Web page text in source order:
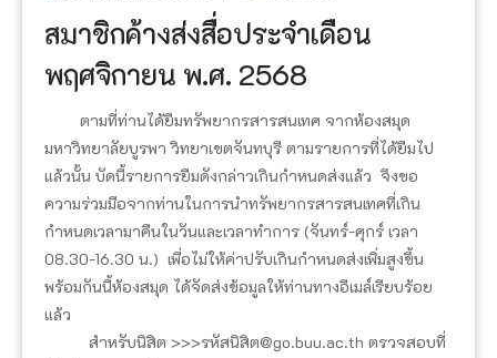
สมาชิกค้างส่งสื่อประจำเดือน
พฤศจิกายน พ.ศ. 2568
ตามที่ท่านได้ยืมทรัพยากรสารสนเทศ จากห้องสมุด
มหาวิทยาลัยบูรพา วิทยาเขตจันทบุรี ตามรายการที่ได้ยืมไป
แล้วนั้น บัดนี้รายการยืมดังกล่าวเกินกำหนดส่งแล้ว จึงขอ
ความร่วมมือจากท่านในการนำทรัพยากรสารสนเทศที่เกิน
กำหนดเวลามาคืนในวันและเวลาทำการ (จันทร์-ศุกร์ เวลา
08.30-16.30 น.) เพื่อไม่ให้ค่าปรับเกินกำหนดส่งเพิ่มสูงขึ้น
พร้อมกันนี้ห้องสมุด ได้จัดส่งข้อมูลให้ท่านทางอีเมล์เรียบร้อย
แล้ว
สำหรับนิสิต >>>รหัสนิสิต@go.buu.ac.th ตรวจสอบที่